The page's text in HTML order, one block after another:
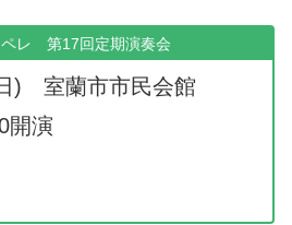
ペレ 第17回定期演奏会
) 室蘭市市民会館
開演